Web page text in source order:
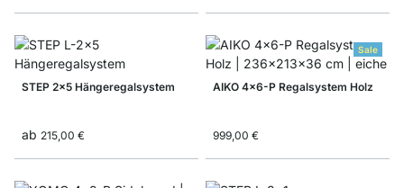
STEP 2x5 Hängeregalsystem
ab 215,00 €
Sale
AIKO 4x6-P Regalsystem Holz
999,00 €